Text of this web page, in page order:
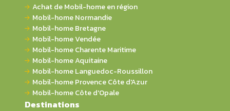
Achat de Mobil-home en région
Mobil-home Normandie
Mobil-home Bretagne
Mobil-home Vendée
Mobil-home Charente Maritime
Mobil-home Aquitaine
Mobil-home Languedoc-Roussillon
Mobil-home Provence Côte d'Azur
Mobil-home Côte d'Opale
Destinations